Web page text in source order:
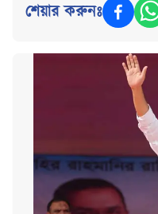
শেয়ার করুনঃ